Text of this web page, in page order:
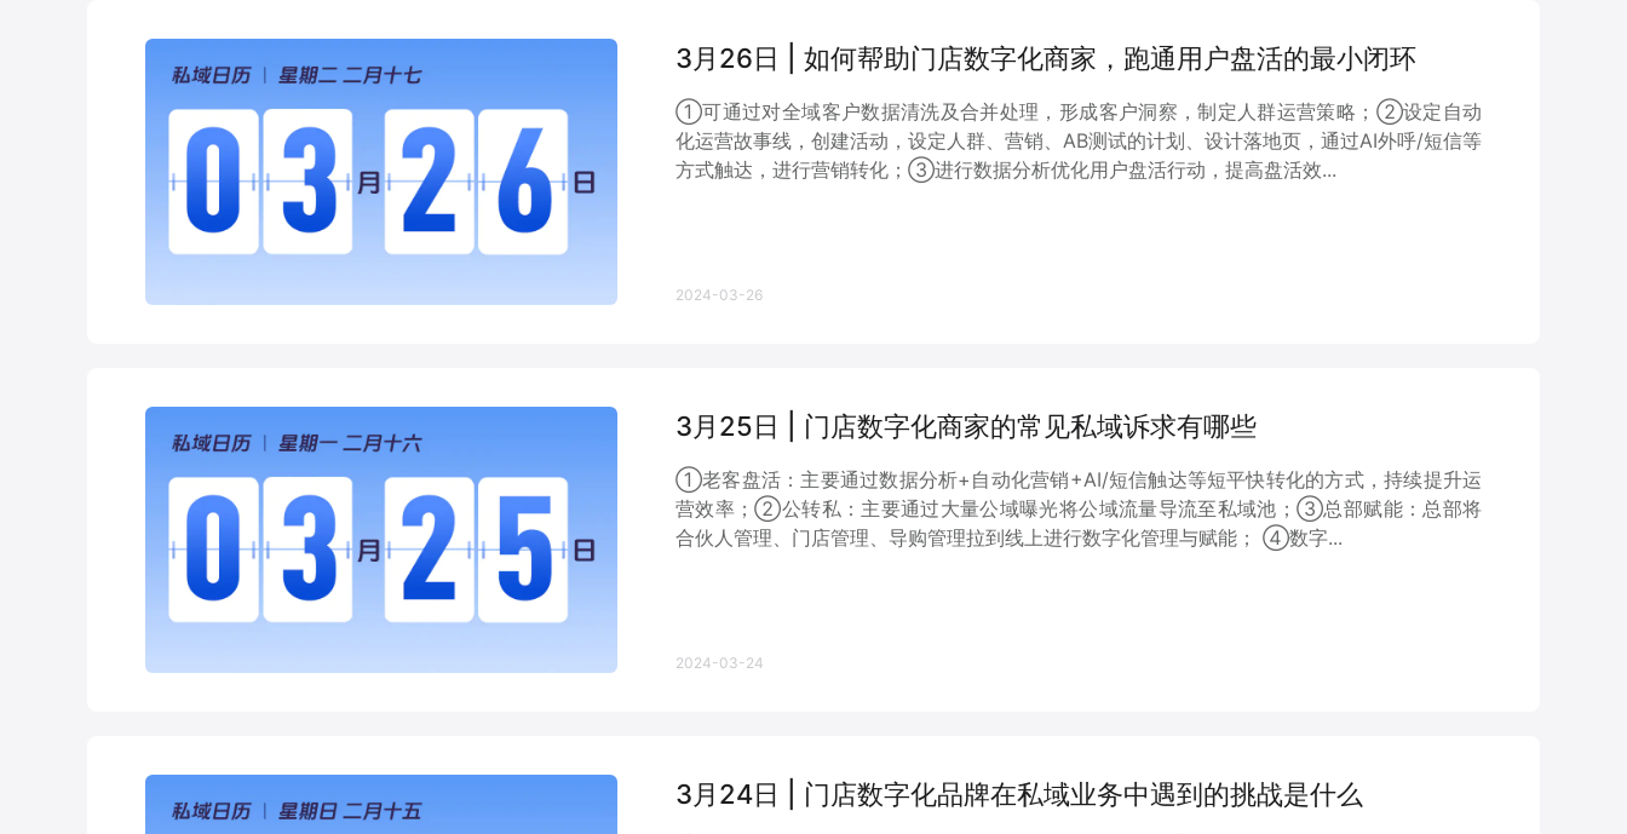
3月26日 | 如何帮助门店数字化商家，跑通用户盘活的最小闭环
①可通过对全域客户数据清洗及合并处理，形成客户洞察，制定人群运营策略；②设定自动
化运营故事线，创建活动，设定人群、营销、AB测试的计划、设计落地页，通过AI外呼/短信等
方式触达，进行营销转化；③进行数据分析优化用户盘活行动，提高盘活效...
2024-03-26
3月25日 | 门店数字化商家的常见私域诉求有哪些
①老客盘活：主要通过数据分析+自动化营销+AI/短信触达等短平快转化的方式，持续提升运
营效率；②公转私：主要通过大量公域曝光将公域流量导流至私域池；③总部赋能：总部将
合伙人管理、门店管理、导购管理拉到线上进行数字化管理与赋能； ④数字...
2024-03-24
3月24日 | 门店数字化品牌在私域业务中遇到的挑战是什么